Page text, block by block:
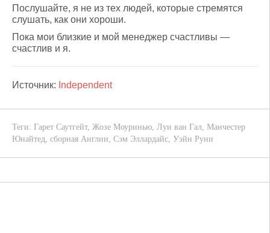
Послушайте, я не из тех людей, которые стремятся
слушать, как они хороши.
Пока мои близкие и мой менеджер счастливы —
счастлив и я.
Источник: Independent
Теги: Гарет Саутгейт, Жозе Моуринью, Луи ван Гал, Манчестер
Юнайтед, сборная Англии, Сэм Эллардайс, Уэйн Руни